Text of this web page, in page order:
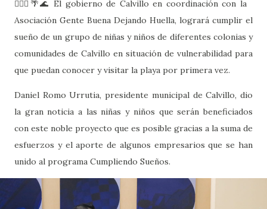
🙋🏻‍♂️🌴🌊 El gobierno de Calvillo en coordinación con la
Asociación Gente Buena Dejando Huella, logrará cumplir el
sueño de un grupo de niñas y niños de diferentes colonias y
comunidades de Calvillo en situación de vulnerabilidad para
que puedan conocer y visitar la playa por primera vez.
Daniel Romo Urrutia, presidente municipal de Calvillo, dio
la gran noticia a las niñas y niños que serán beneficiados
con este noble proyecto que es posible gracias a la suma de
esfuerzos y el aporte de algunos empresarios que se han
unido al programa Cumpliendo Sueños.